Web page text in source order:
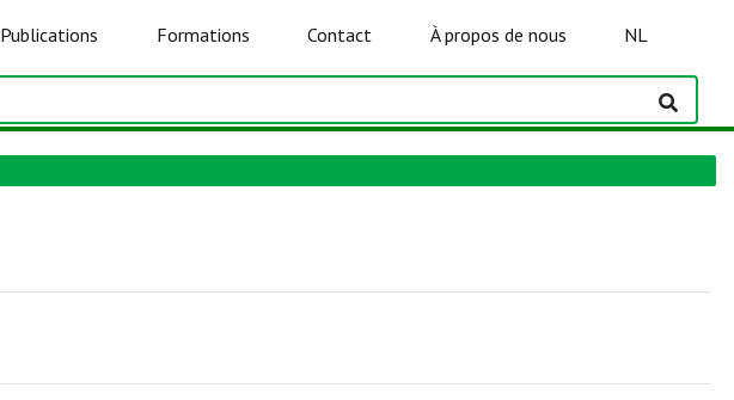
Publications Formations Contact À propos de nous NL